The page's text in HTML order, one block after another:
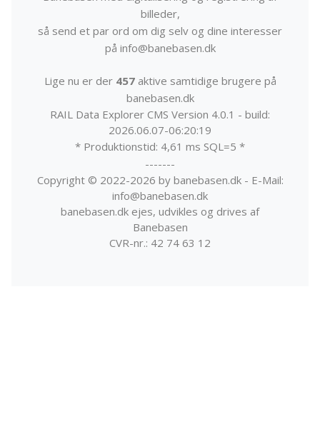
billeder,
så send et par ord om dig selv og dine interesser
på info@banebasen.dk
Lige nu er der 457aktive samtidige brugere på
banebasen.dk
RAIL Data Explorer CMS Version 4.0.1 - build:
2026.06.07-06:20:19
* Produktionstid: 4,61 ms SQL=5 *
-------
Copyright © 2022-2026 by banebasen.dk - E-Mail:
info@banebasen.dk
banebasen.dk ejes, udvikles og drives af
Banebasen
CVR-nr.: 42 74 63 12